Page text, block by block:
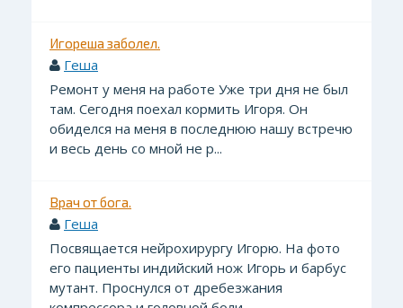
Игореша заболел.
Геша
Ремонт у меня на работе Уже три дня не был
там. Сегодня поехал кормить Игоря. Он
обиделся на меня в последнюю нашу встречю
и весь день со мной не р...
Врач от бога.
Геша
Посвящается нейрохирургу Игорю. На фото
его пациенты индийский нож Игорь и барбус
мутант. Проснулся от дребезжания